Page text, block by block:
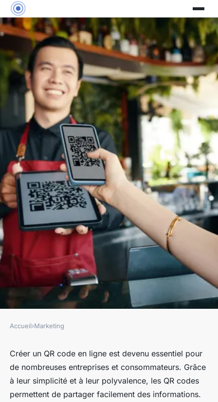
Pourquoi et comment créer un
qr code en ligne facilement ?
fernand•20 juillet 2024•3 min de lecture
Accueil›Marketing
Créer un QR code en ligne est devenu essentiel pour
de nombreuses entreprises et consommateurs. Grâce
à leur simplicité et à leur polyvalence, les QR codes
permettent de partager facilement des informations.